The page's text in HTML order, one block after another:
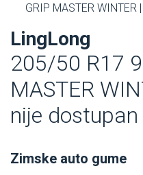
GRIP MASTER
LingLong
205/50 R17
MASTER
nije dostupan
Zimske auto gume